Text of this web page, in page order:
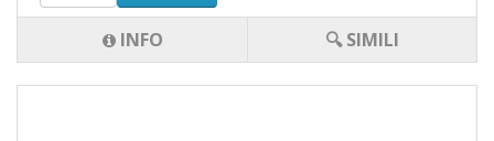
INFO 🔍 SIMILI